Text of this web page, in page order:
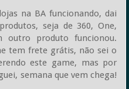
na BA funcionando, dai
seja de 360, One,
outro produto funcionou.
tem frete grátis, não sei o
este game, mas por
semana que vem chega!